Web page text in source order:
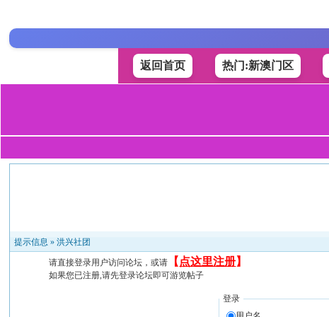
返回首页 热门:新澳门区
提示信息 »洪兴社团
请直接登录用户访问论坛，或请 【 点这里注册】
如果您已注册,请先登录论坛即可游览帖子
登录